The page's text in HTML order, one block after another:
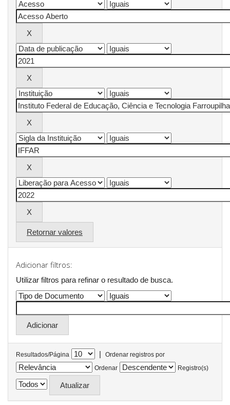
Retornar valores
Adicionar filtros:
Utilizar filtros para refinar o resultado de busca.
Resultados/Página |
Ordenar registros por
Ordenar
Registro(s)